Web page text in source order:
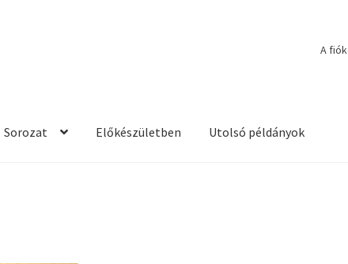
A
Sorozat Előkészületben Utolsó példányok